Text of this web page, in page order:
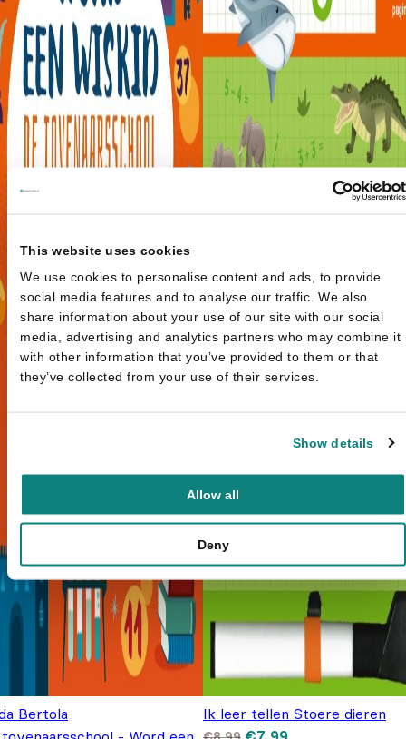
This website uses cookies
We use cookies to personalise content and ads, to provide
social media features and to analyse our traffic. We also
share information about your use of our site with our social
media, advertising and analytics partners who may combine it
with other information that you’ve provided to them or that
they’ve collected from your use of their services.
Show details
Allow all
Deny
Bertola
Ik leer tellen Stoere dieren
Oorspronkelijke prijs
Huidige prijs is: